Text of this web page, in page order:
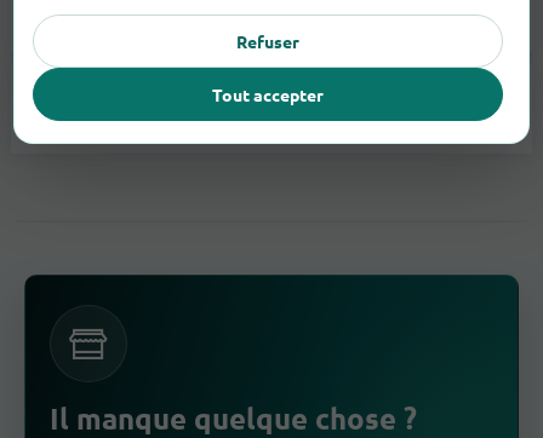
Il manque quelque chose ?
Refuser
Tout accepter